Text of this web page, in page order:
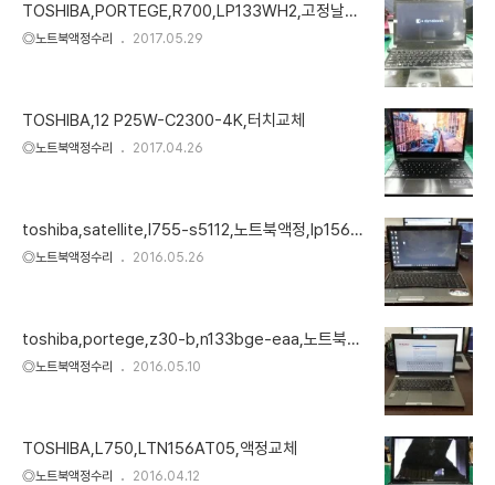
TOSHIBA,PORTEGE,R700,LP133WH2,고정날게
없음
◎노트북액정수리 2017.05.29
TOSHIBA,12 P25W-C2300-4K,터치교체
◎노트북액정수리 2017.04.26
toshiba,satellite,l755-s5112,노트북액정,lp156w
h4
◎노트북액정수리 2016.05.26
toshiba,portege,z30-b,n133bge-eaa,노트북액
정
◎노트북액정수리 2016.05.10
TOSHIBA,L750,LTN156AT05,액정교체
◎노트북액정수리 2016.04.12